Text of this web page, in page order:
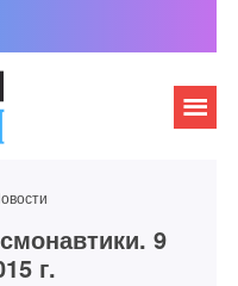
9
г.